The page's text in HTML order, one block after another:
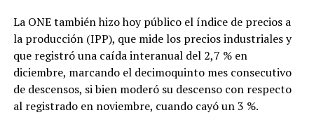
La ONE también hizo hoy público el índice de precios a
la producción (IPP), que mide los precios industriales y
que registró una caída interanual del 2,7 % en
diciembre, marcando el decimoquinto mes consecutivo
de descensos, si bien moderó su descenso con respecto
al registrado en noviembre, cuando cayó un 3 %.